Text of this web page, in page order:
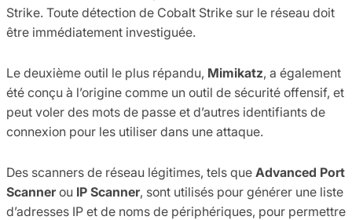
Strike. Toute détection de Cobalt Strike sur le réseau doit
être immédiatement investiguée.
Le deuxième outil le plus répandu, Mimikatz, a également
été conçu à l’origine comme un outil de sécurité offensif, et
peut voler des mots de passe et d’autres identifiants de
connexion pour les utiliser dans une attaque.
Des scanners de réseau légitimes, tels que Advanced Port
Scanner ou IP Scanner, sont utilisés pour générer une liste
d’adresses IP et de noms de périphériques, pour permettre